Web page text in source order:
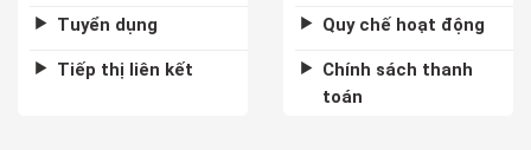
Tuyển dụng
Tiếp thị liên kết
Quy chế hoạt động
Chính sách thanh
toán